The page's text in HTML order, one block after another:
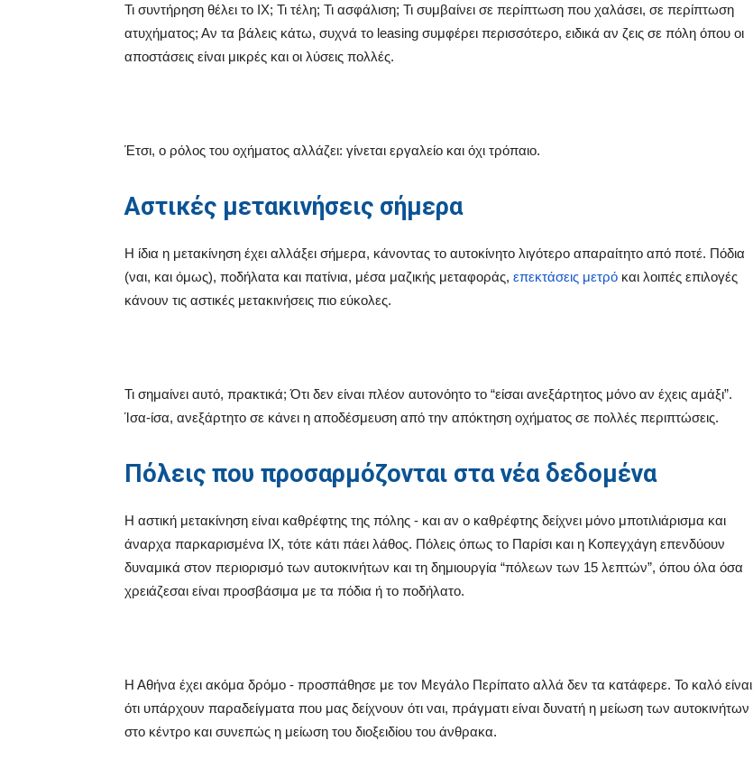
Τι συντήρηση θέλει το ΙΧ; Τι τέλη; Τι ασφάλιση; Τι συμβαίνει σε περίπτωση που χαλάσει, σε περίπτωση
ατυχήματος; Αν τα βάλεις κάτω, συχνά το leasing συμφέρει περισσότερο, ειδικά αν ζεις σε πόλη όπου οι
αποστάσεις είναι μικρές και οι λύσεις πολλές.
Έτσι, ο ρόλος του οχήματος αλλάζει: γίνεται εργαλείο και όχι τρόπαιο.
Αστικές μετακινήσεις σήμερα
Η ίδια η μετακίνηση έχει αλλάξει σήμερα, κάνοντας το αυτοκίνητο λιγότερο απαραίτητο από ποτέ. Πόδια
(ναι, και όμως), ποδήλατα και πατίνια, μέσα μαζικής μεταφοράς, επεκτάσεις μετρό και λοιπές επιλογές
κάνουν τις αστικές μετακινήσεις πιο εύκολες.
Τι σημαίνει αυτό, πρακτικά; Ότι δεν είναι πλέον αυτονόητο το “είσαι ανεξάρτητος μόνο αν έχεις αμάξι”.
Ίσα-ίσα, ανεξάρτητο σε κάνει η αποδέσμευση από την απόκτηση οχήματος σε πολλές περιπτώσεις.
Πόλεις που προσαρμόζονται στα νέα δεδομένα
Η αστική μετακίνηση είναι καθρέφτης της πόλης - και αν ο καθρέφτης δείχνει μόνο μποτιλιάρισμα και
άναρχα παρκαρισμένα ΙΧ, τότε κάτι πάει λάθος. Πόλεις όπως το Παρίσι και η Κοπεγχάγη επενδύουν
δυναμικά στον περιορισμό των αυτοκινήτων και τη δημιουργία “πόλεων των 15 λεπτών”, όπου όλα όσα
χρειάζεσαι είναι προσβάσιμα με τα πόδια ή το ποδήλατο.
Η Αθήνα έχει ακόμα δρόμο - προσπάθησε με τον Μεγάλο Περίπατο αλλά δεν τα κατάφερε. Το καλό είναι
ότι υπάρχουν παραδείγματα που μας δείχνουν ότι ναι, πράγματι είναι δυνατή η μείωση των αυτοκινήτων
στο κέντρο και συνεπώς η μείωση του διοξειδίου του άνθρακα.